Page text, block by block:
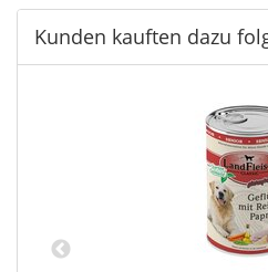
Kunden kauften dazu